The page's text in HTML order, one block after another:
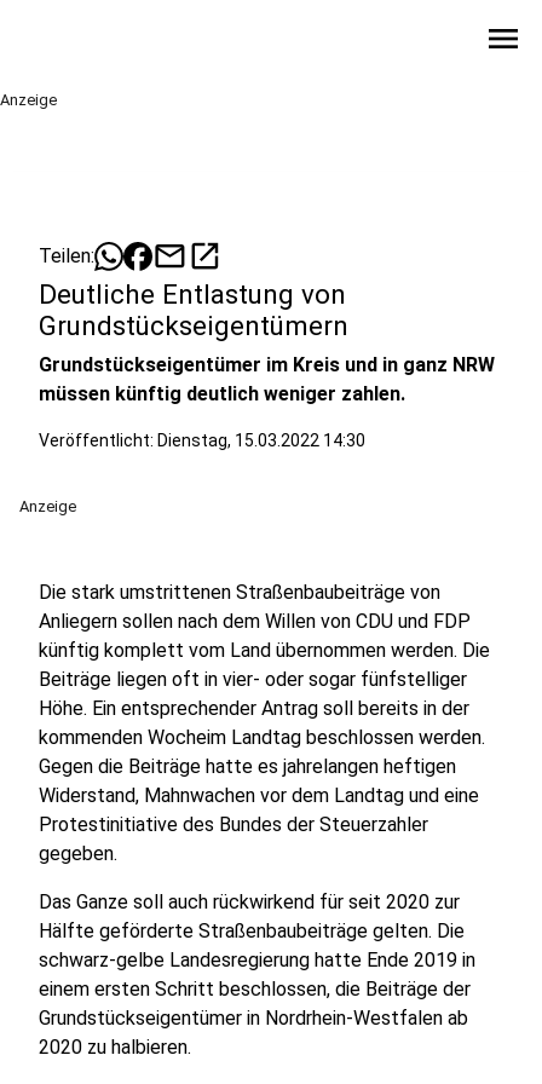
menu
Anzeige
Teilen: mailopen_in_new
Deutliche Entlastung von
Grundstückseigentümern
Grundstückseigentümer im Kreis und in ganz NRW
müssen künftig deutlich weniger zahlen.
Veröffentlicht: Dienstag, 15.03.2022 14:30
Anzeige
Die stark umstrittenen Straßenbaubeiträge von
Anliegern sollen nach dem Willen von CDU und FDP
künftig komplett vom Land übernommen werden. Die
Beiträge liegen oft in vier- oder sogar fünfstelliger
Höhe. Ein entsprechender Antrag soll bereits in der
kommenden Wocheim Landtag beschlossen werden.
Gegen die Beiträge hatte es jahrelangen heftigen
Widerstand, Mahnwachen vor dem Landtag und eine
Protestinitiative des Bundes der Steuerzahler
gegeben.
Das Ganze soll auch rückwirkend für seit 2020 zur
Hälfte geförderte Straßenbaubeiträge gelten. Die
schwarz-gelbe Landesregierung hatte Ende 2019 in
einem ersten Schritt beschlossen, die Beiträge der
Grundstückseigentümer in Nordrhein-Westfalen ab
2020 zu halbieren.